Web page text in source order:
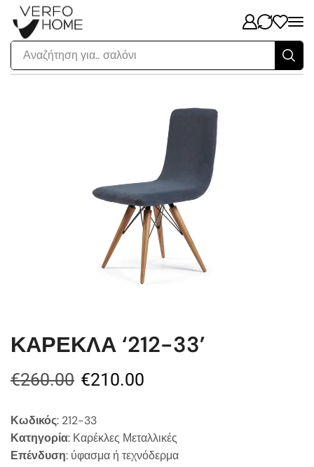
Αναζήτηση για.. σαλόνι
ΚΑΡΕΚΛΑ ‘212-33’
€260.00 €210.00
Κωδικός: 212-33
Κατηγορία: Καρέκλες Μεταλλικές
Επένδυση: ύφασμα ή τεχνόδερμα